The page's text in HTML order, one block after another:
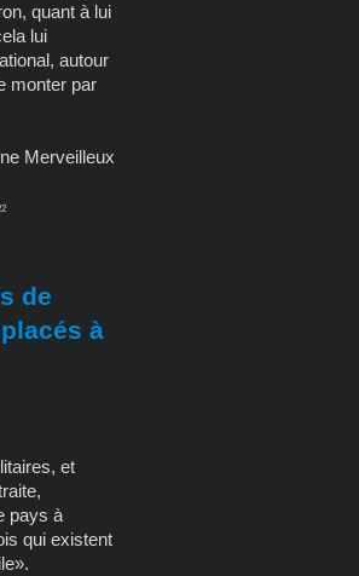
quant à lui
lui
autour
monter par
Merveilleux
de
à
et
pays à
qui existent